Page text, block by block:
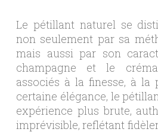
Le pétillant naturel se
non seulement par sa
mais aussi par son
champagne et le
associés à la finesse, à la
certaine élégance, le
expérience plus brute,
imprévisible, reflétant